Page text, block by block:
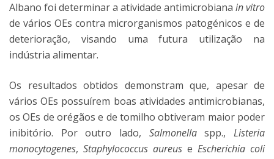
Albano foi determinar a atividade antimicrobiana in vitro
de vários OEs contra microrganismos patogénicos e de
deterioração, visando uma futura utilização na
indústria alimentar.
Os resultados obtidos demonstram que, apesar de
vários OEs possuírem boas atividades antimicrobianas,
os OEs de orégãos e de tomilho obtiveram maior poder
inibitório. Por outro lado, Salmonellaspp., Listeria
monocytogenes, Staphylococcus aureus e Escherichia coli